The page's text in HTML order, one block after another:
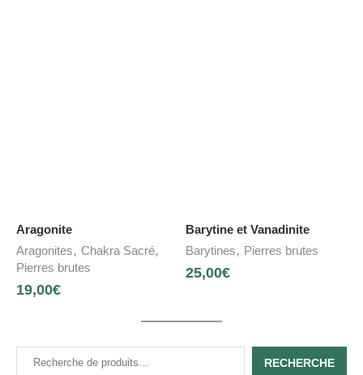
Aragonite
Aragonites, Chakra Sacré,
Pierres brutes
19,00€
Barytine et Vanadinite
Barytines, Pierres brutes
25,00€
RECHERCHE